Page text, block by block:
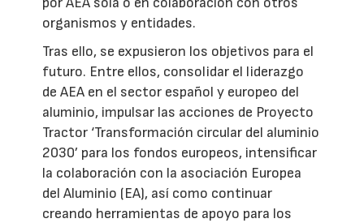
organismos y entidades.
Tras ello, se expusieron los objetivos para el
futuro. Entre ellos, consolidar el liderazgo
de AEA en el sector español y europeo del
aluminio, impulsar las acciones de Proyecto
Tractor ‘Transformación circular del aluminio
2030’ para los fondos europeos, intensificar
la colaboración con la asociación Europea
del Aluminio (EA), así como continuar
creando herramientas de apoyo para los